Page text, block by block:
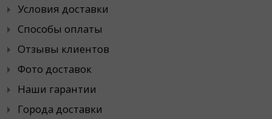
Условия доставки
Способы оплаты
Отзывы клиентов
Фото доставок
Наши гарантии
Города доставки